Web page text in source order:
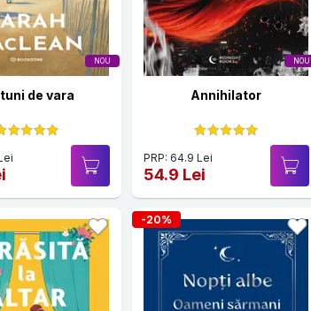
NOU
de vara
NOU
Annihilator
PRP: 64.9 Lei
54.9 Lei
-20%